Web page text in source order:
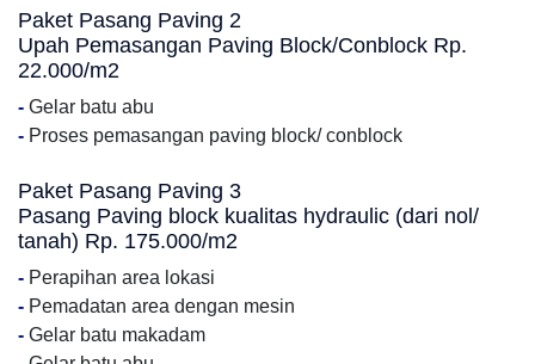
Paket Pasang Paving 2
Upah Pemasangan Paving Block/Conblock Rp.
22.000/m2
- Gelar batu abu
- Proses pemasangan paving block/ conblock
Paket Pasang Paving 3
Pasang Paving block kualitas hydraulic (dari nol/
tanah) Rp. 175.000/m2
- Perapihan area lokasi
- Pemadatan area dengan mesin
- Gelar batu makadam